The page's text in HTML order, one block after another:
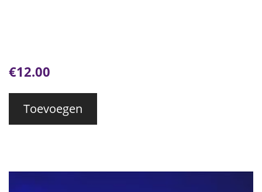
€12.00
Toevoegen